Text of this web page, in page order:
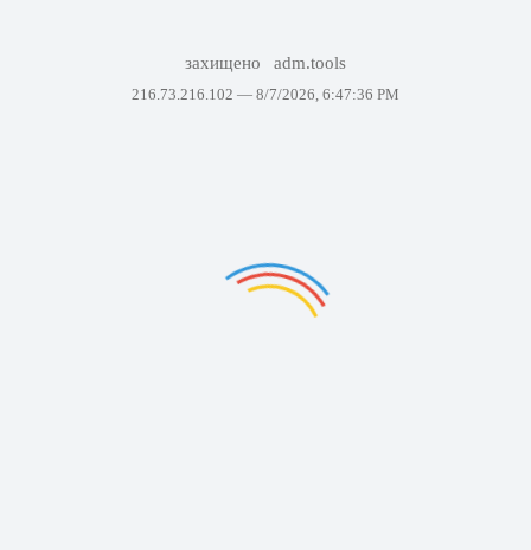
захищено adm.tools
216.73.216.102 — 8/7/2026, 6:47:36 PM